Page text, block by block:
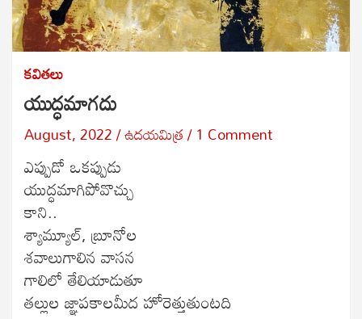
కవితలు
యుద్ధమాగదు
August, 2022 ఉదయమిత్ర 1 Comment
ఎప్పుడో ఒకప్పుడు
యుద్ధమాగిపోవొచ్చు
కాని..
శ్యామ్యూల్, బ్రూనోల
శవాలుగాలిన వాసన
గాలిలో తేలియాడుతూ
తల్లుల జ్ఞాపకాలమీద హోరెత్తుతుంటది